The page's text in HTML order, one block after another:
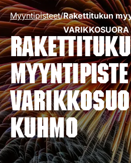
Myyntipisteet/Rakettitukun
KUHMO